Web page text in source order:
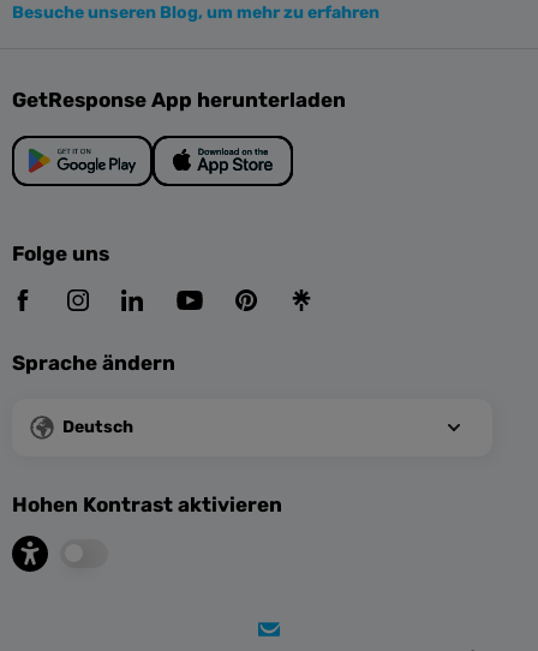
Besuche unseren Blog, um mehr zu erfahren
GetResponse App herunterladen
Folge uns
Sprache ändern
Deutsch
Hohen Kontrast aktivieren